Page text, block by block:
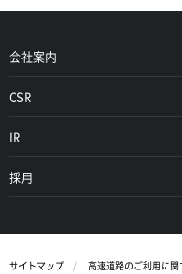
会社案内
CSR
IR
採用
サイトマップ 高速道路のご利用に